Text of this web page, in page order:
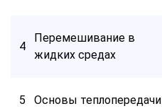
4
Перемешивание в
жидких средах
5 Основы теплопередачи